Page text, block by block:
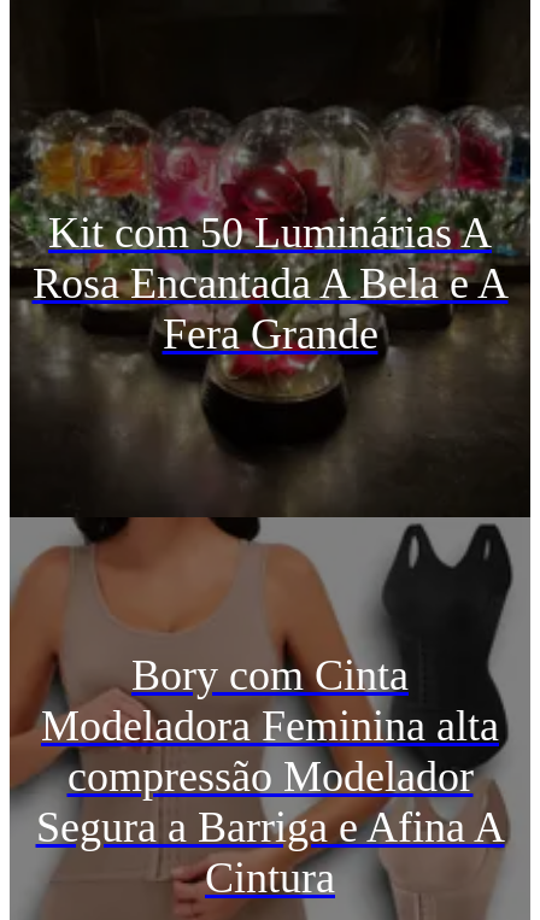
Kit com 50 Luminárias A
Rosa Encantada A Bela e A
Fera Grande
Bory com Cinta
Modeladora Feminina alta
compressão Modelador
Segura a Barriga e Afina A
Cintura